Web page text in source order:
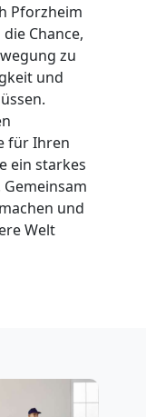
Pforzheim
Chance,
zu
und
für Ihren
ein starkes
und
Welt